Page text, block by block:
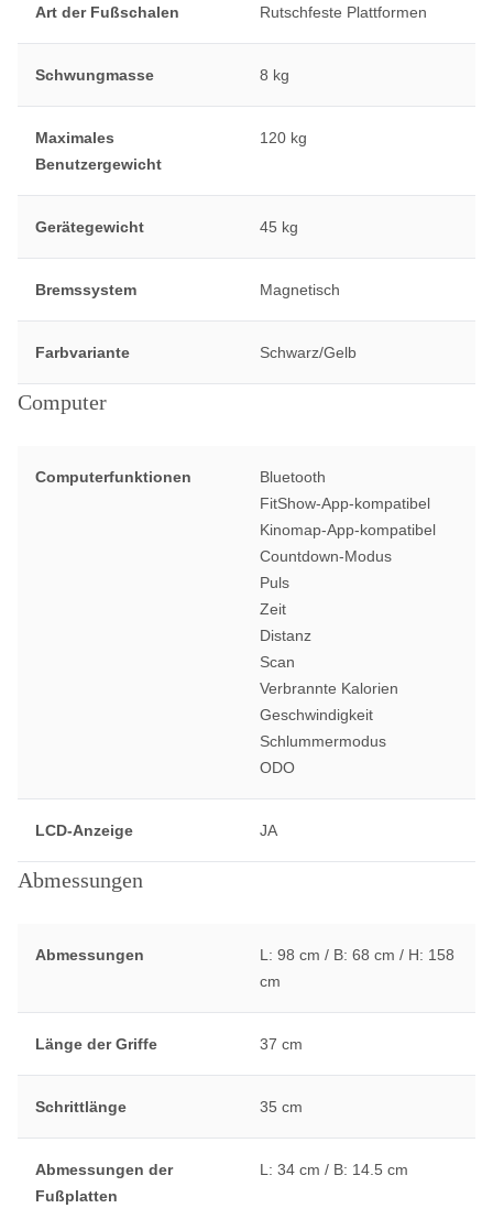
Art der Fußschalen Rutschfeste Plattformen
Schwungmasse 8 kg
Maximales
Benutzergewicht
120 kg
Gerätegewicht 45 kg
Bremssystem Magnetisch
Farbvariante Schwarz/Gelb
Computer
Computerfunktionen
Bluetooth
FitShow-App-kompatibel
Kinomap-App-kompatibel
Countdown-Modus
Puls
Zeit
Distanz
Scan
Verbrannte Kalorien
Geschwindigkeit
Schlummermodus
ODO
LCD-Anzeige JA
Abmessungen
Abmessungen
L: 98 cm / B: 68 cm / H: 158
cm
Länge der Griffe 37 cm
Schrittlänge 35 cm
Abmessungen der
Fußplatten
L: 34 cm / B: 14.5 cm